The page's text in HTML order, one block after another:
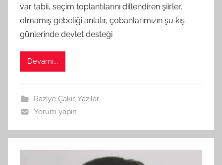
a
f
var tabii, seçim toplantılarını dillendiren şiirler,
olmamış gebeliği anlatır, çobanlarımızın şu kış
günlerinde devlet desteği
Devamı...
Raziye Çakır,Yazılar
Yorum yapın